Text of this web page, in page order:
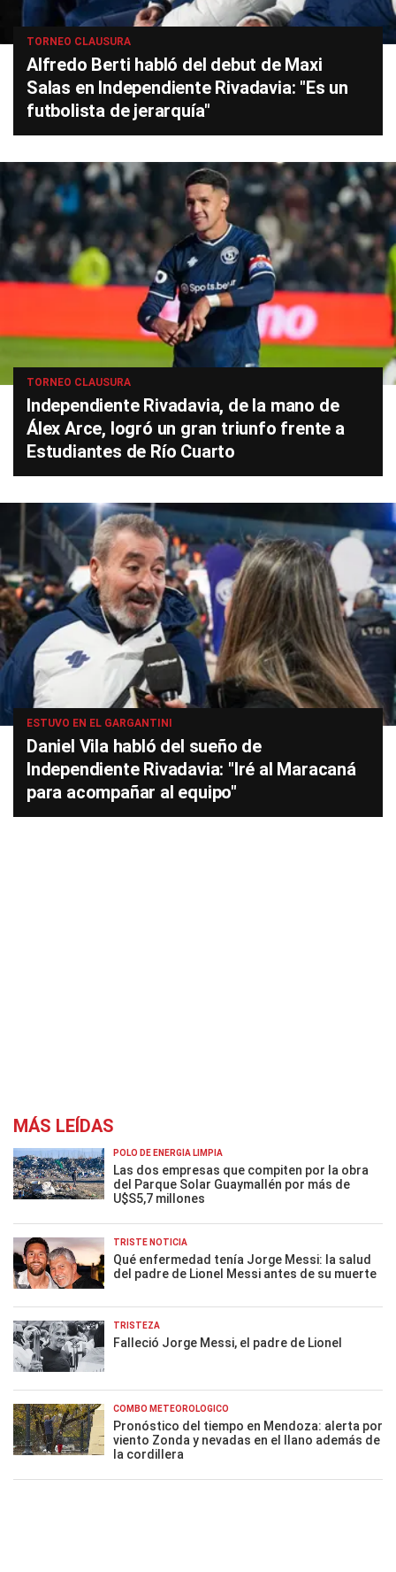
TORNEO CLAUSURA
Alfredo Berti habló del debut de Maxi
Salas en Independiente Rivadavia: "Es un
futbolista de jerarquía"
TORNEO CLAUSURA
Independiente Rivadavia, de la mano de
Álex Arce, logró un gran triunfo frente a
Estudiantes de Río Cuarto
ESTUVO EN EL GARGANTINI
Daniel Vila habló del sueño de
Independiente Rivadavia: "Iré al Maracaná
para acompañar al equipo"
MÁS LEÍDAS
POLO DE ENERGÍA LIMPIA
Las dos empresas que compiten por la obra
del Parque Solar Guaymallén por más de
U$S5,7 millones
TRISTE NOTICIA
Qué enfermedad tenía Jorge Messi: la salud
del padre de Lionel Messi antes de su muerte
TRISTEZA
Falleció Jorge Messi, el padre de Lionel
COMBO METEOROLÓGICO
Pronóstico del tiempo en Mendoza: alerta por
viento Zonda y nevadas en el llano además de
la cordillera